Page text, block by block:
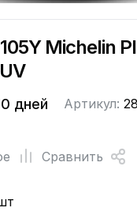
Michelin
дней Артикул:
Сравнить